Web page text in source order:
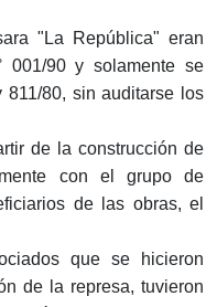
"La República" eran
001/90 y solamente se
80, sin auditarse los
de la construcción de
con el grupo de
de las obras, el
que se hicieron
de la represa, tuvieron